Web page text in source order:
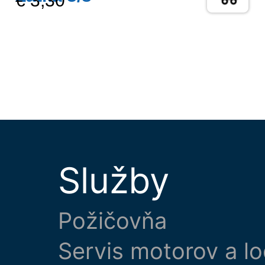
Služby
Požičovňa
Servis motorov a